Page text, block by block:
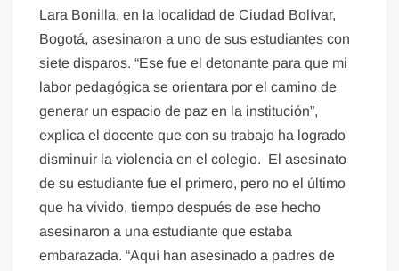
Lara Bonilla, en la localidad de Ciudad Bolívar,
Bogotá, asesinaron a uno de sus estudiantes con
siete disparos. “Ese fue el detonante para que mi
labor pedagógica se orientara por el camino de
generar un espacio de paz en la institución”,
explica el docente que con su trabajo ha logrado
disminuir la violencia en el colegio. El asesinato
de su estudiante fue el primero, pero no el último
que ha vivido, tiempo después de ese hecho
asesinaron a una estudiante que estaba
embarazada. “Aquí han asesinado a padres de